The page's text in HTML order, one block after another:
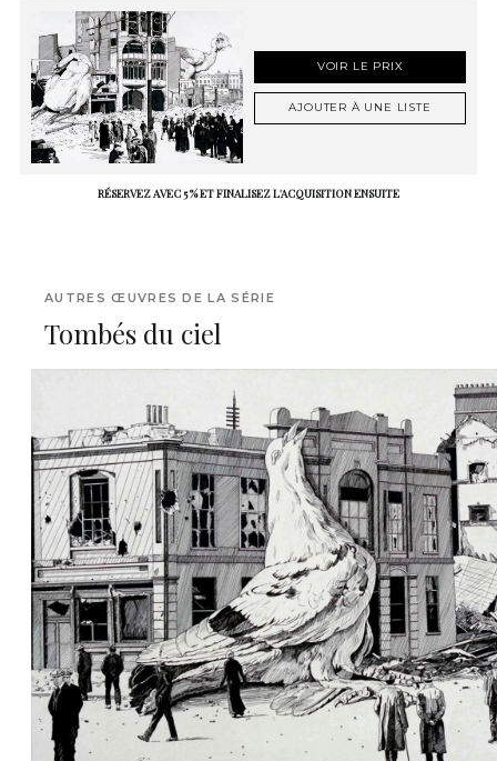
VOIR LE PRIX
AJOUTER À UNE LISTE
RÉSERVEZ AVEC 5 % ET FINALISEZ L'ACQUISITION ENSUITE
AUTRES ŒUVRES DE LA SÉRIE
Tombés du ciel